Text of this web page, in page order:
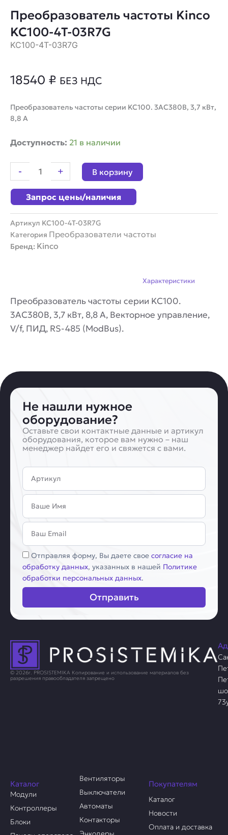
Преобразователь частоты Kinco
KC100-4T-03R7G
KC100-4T-03R7G
18540 ₽ БЕЗ НДС
Преобразователь частоты серии KC100. 3AC380В, 3,7 кВт,
8,8 А
Доступность: 21 в наличии
-
Количество
Преобразователь
частоты
Kinco
KC100-
03R7G
+ В корзину
Запрос цены/наличия
Артикул KC100-4T-03R7G
Категория Преобразователи частоты
Бренд: Kinco
Характеристики
Преобразователь частоты серии KC100.
3AC380В, 3,7 кВт, 8,8 А, Векторное управление,
V/f, ПИД, RS-485 (ModBus).
Не нашли нужное
оборудование?
Оставьте свои контактные данные и артикул
оборудования, которое вам нужно – наш
менеджер найдет его и свяжется с вами.
Артикул
Имя
Email
Соглашение
Отправляя форму, Вы даете свое согласие на
обработку данных, указанных в нашей Политике
обработки персональных данных.
Отправить
© 2026г. PROSISTEMIKA Копирование и использование материалов без
разрешения правообладателя запрещено
Каталог
Модули
Контроллеры
Блоки
Вентиляторы
Выключатели
Автоматы
Контакторы
Покупателям
Каталог
Новости
Оплата и доставка